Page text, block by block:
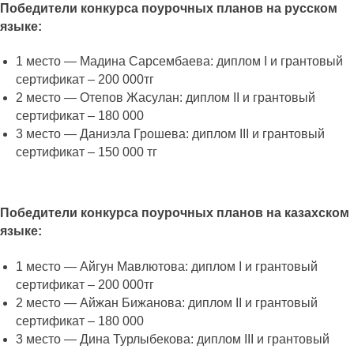
Победители конкурса поурочных планов на русском
языке:
1 место — Мадина Сарсембаева: диплом I и грантовый
сертификат – 200 000тг
2 место — Отепов Жасулан: диплом II и грантовый
сертификат – 180 000
3 место — Даниэла Грошева: диплом III и грантовый
сертификат – 150 000 тг
Победители конкурса поурочных планов на казахском
языке:
1 место — Айгун Мавлютова: диплом I и грантовый
сертификат – 200 000тг
2 место — Айжан Бижанова: диплом II и грантовый
сертификат – 180 000
3 место — Дина Турлыбекова: диплом III и грантовый